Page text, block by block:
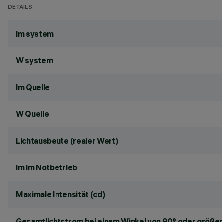
DETAILS
lm system
W system
lm Quelle
W Quelle
Lichtausbeute (realer Wert)
lm im Notbetrieb
Maximale Intensität (cd)